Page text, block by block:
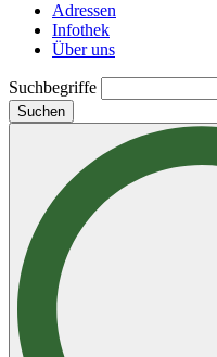
Adressen
Infothek
Über uns
Suchbegriffe
Suchen